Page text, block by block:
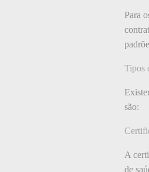
Para
Tipos
são:
A
de